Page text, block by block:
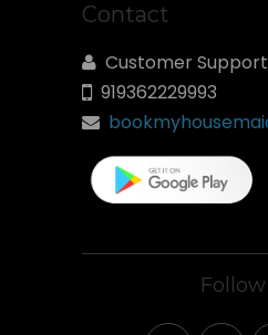
Contact
Customer
919362229993